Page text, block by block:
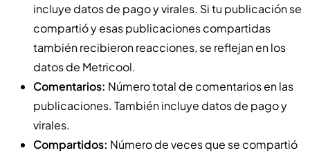
incluye datos de pago y virales. Si tu publicación se
compartió y esas publicaciones compartidas
también recibieron reacciones, se reflejan en los
datos de Metricool.
Comentarios: Número total de comentarios en las
publicaciones. También incluye datos de pago y
virales.
Compartidos: Número de veces que se compartió